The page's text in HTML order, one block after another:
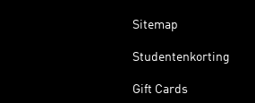
Sitemap
Studentenkorting
Gift Cards